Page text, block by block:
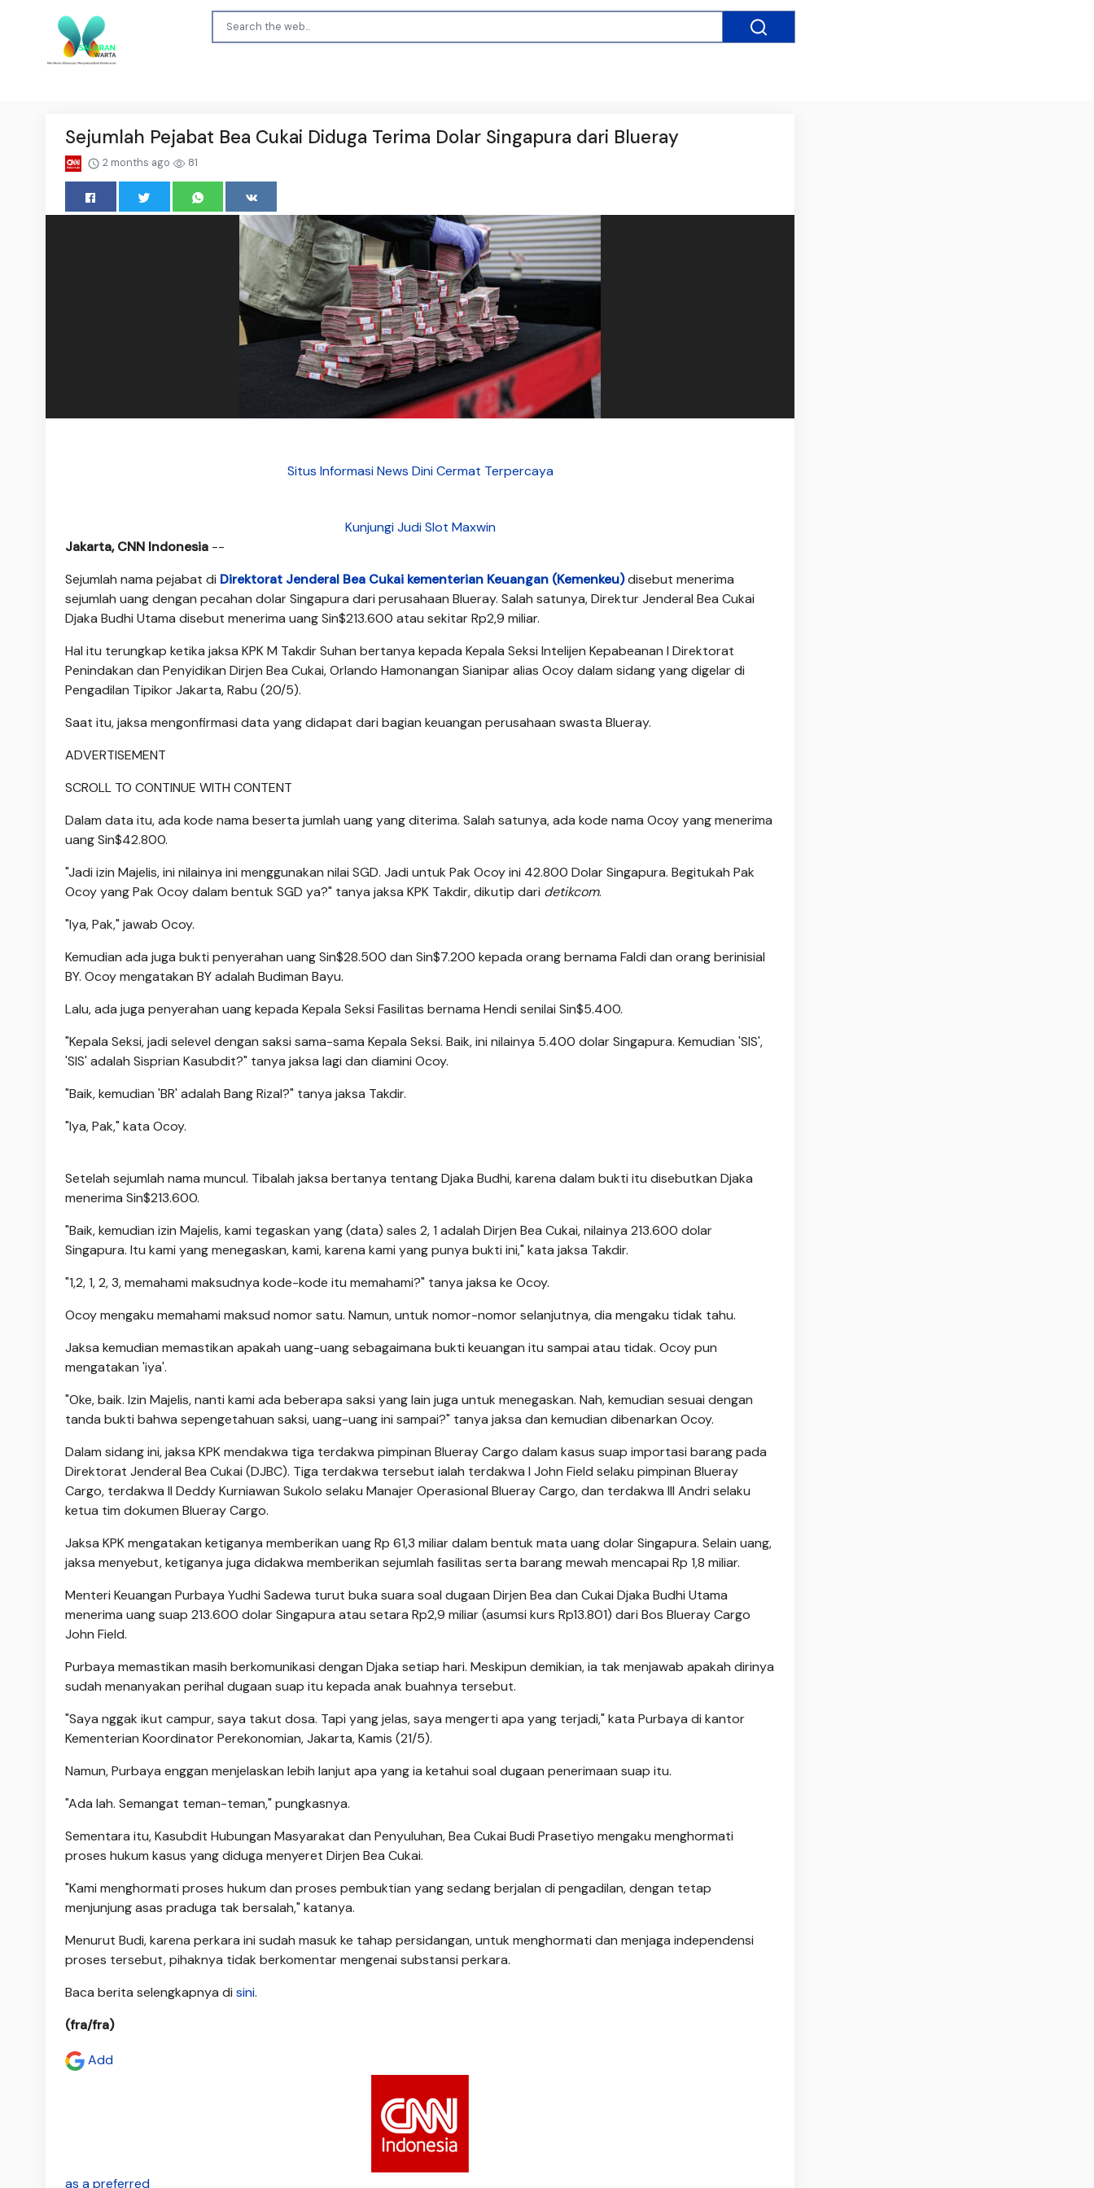
Sejumlah Pejabat Bea Cukai Diduga Terima Dolar Singapura dari Blueray
2 months ago 81
Situs Informasi News Dini Cermat Terpercaya
Kunjungi Judi Slot Maxwin
Jakarta, CNN Indonesia --
Sejumlah nama pejabat di Direktorat Jenderal Bea Cukai kementerian Keuangan (Kemenkeu)disebut menerima
sejumlah uang dengan pecahan dolar Singapura dari perusahaan Blueray. Salah satunya, Direktur Jenderal Bea Cukai
Djaka Budhi Utama disebut menerima uang Sin$213.600 atau sekitar Rp2,9 miliar.
Hal itu terungkap ketika jaksa KPK M Takdir Suhan bertanya kepada Kepala Seksi Intelijen Kepabeanan I Direktorat
Penindakan dan Penyidikan Dirjen Bea Cukai, Orlando Hamonangan Sianipar alias Ocoy dalam sidang yang digelar di
Pengadilan Tipikor Jakarta, Rabu (20/5).
Saat itu, jaksa mengonfirmasi data yang didapat dari bagian keuangan perusahaan swasta Blueray.
ADVERTISEMENT
SCROLL TO CONTINUE WITH CONTENT
Dalam data itu, ada kode nama beserta jumlah uang yang diterima. Salah satunya, ada kode nama Ocoy yang menerima
uang Sin$42.800.
"Jadi izin Majelis, ini nilainya ini menggunakan nilai SGD. Jadi untuk Pak Ocoy ini 42.800 Dolar Singapura. Begitukah Pak
Ocoy yang Pak Ocoy dalam bentuk SGD ya?" tanya jaksa KPK Takdir, dikutip dari detikcom.
"Iya, Pak," jawab Ocoy.
Kemudian ada juga bukti penyerahan uang Sin$28.500 dan Sin$7.200 kepada orang bernama Faldi dan orang berinisial
BY. Ocoy mengatakan BY adalah Budiman Bayu.
Lalu, ada juga penyerahan uang kepada Kepala Seksi Fasilitas bernama Hendi senilai Sin$5.400.
"Kepala Seksi, jadi selevel dengan saksi sama-sama Kepala Seksi. Baik, ini nilainya 5.400 dolar Singapura. Kemudian 'SIS',
'SIS' adalah Sisprian Kasubdit?" tanya jaksa lagi dan diamini Ocoy.
"Baik, kemudian 'BR' adalah Bang Rizal?" tanya jaksa Takdir.
"Iya, Pak," kata Ocoy.
Setelah sejumlah nama muncul. Tibalah jaksa bertanya tentang Djaka Budhi, karena dalam bukti itu disebutkan Djaka
menerima Sin$213.600.
"Baik, kemudian izin Majelis, kami tegaskan yang (data) sales 2, 1 adalah Dirjen Bea Cukai, nilainya 213.600 dolar
Singapura. Itu kami yang menegaskan, kami, karena kami yang punya bukti ini," kata jaksa Takdir.
"1,2, 1, 2, 3, memahami maksudnya kode-kode itu memahami?" tanya jaksa ke Ocoy.
Ocoy mengaku memahami maksud nomor satu. Namun, untuk nomor-nomor selanjutnya, dia mengaku tidak tahu.
Jaksa kemudian memastikan apakah uang-uang sebagaimana bukti keuangan itu sampai atau tidak. Ocoy pun
mengatakan 'iya'.
"Oke, baik. Izin Majelis, nanti kami ada beberapa saksi yang lain juga untuk menegaskan. Nah, kemudian sesuai dengan
tanda bukti bahwa sepengetahuan saksi, uang-uang ini sampai?" tanya jaksa dan kemudian dibenarkan Ocoy.
Dalam sidang ini, jaksa KPK mendakwa tiga terdakwa pimpinan Blueray Cargo dalam kasus suap importasi barang pada
Direktorat Jenderal Bea Cukai (DJBC). Tiga terdakwa tersebut ialah terdakwa I John Field selaku pimpinan Blueray
Cargo, terdakwa II Deddy Kurniawan Sukolo selaku Manajer Operasional Blueray Cargo, dan terdakwa III Andri selaku
ketua tim dokumen Blueray Cargo.
Jaksa KPK mengatakan ketiganya memberikan uang Rp 61,3 miliar dalam bentuk mata uang dolar Singapura. Selain uang,
jaksa menyebut, ketiganya juga didakwa memberikan sejumlah fasilitas serta barang mewah mencapai Rp 1,8 miliar.
Menteri Keuangan Purbaya Yudhi Sadewa turut buka suara soal dugaan Dirjen Bea dan Cukai Djaka Budhi Utama
menerima uang suap 213.600 dolar Singapura atau setara Rp2,9 miliar (asumsi kurs Rp13.801) dari Bos Blueray Cargo
John Field.
Purbaya memastikan masih berkomunikasi dengan Djaka setiap hari. Meskipun demikian, ia tak menjawab apakah dirinya
sudah menanyakan perihal dugaan suap itu kepada anak buahnya tersebut.
"Saya nggak ikut campur, saya takut dosa. Tapi yang jelas, saya mengerti apa yang terjadi," kata Purbaya di kantor
Kementerian Koordinator Perekonomian, Jakarta, Kamis (21/5).
Namun, Purbaya enggan menjelaskan lebih lanjut apa yang ia ketahui soal dugaan penerimaan suap itu.
"Ada lah. Semangat teman-teman," pungkasnya.
Sementara itu, Kasubdit Hubungan Masyarakat dan Penyuluhan, Bea Cukai Budi Prasetiyo mengaku menghormati
proses hukum kasus yang diduga menyeret Dirjen Bea Cukai.
"Kami menghormati proses hukum dan proses pembuktian yang sedang berjalan di pengadilan, dengan tetap
menjunjung asas praduga tak bersalah," katanya.
Menurut Budi, karena perkara ini sudah masuk ke tahap persidangan, untuk menghormati dan menjaga independensi
proses tersebut, pihaknya tidak berkomentar mengenai substansi perkara.
Baca berita selengkapnya di sini.
(fra/fra)
Add
as a preferred